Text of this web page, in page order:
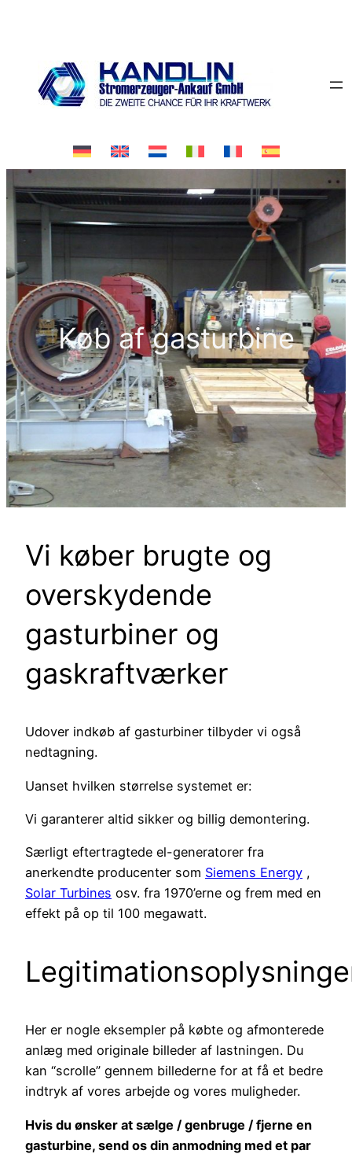
Køb af gasturbine
Vi køber brugte og
overskydende
gasturbiner og
gaskraftværker
Udover indkøb af gasturbiner tilbyder vi også
nedtagning.
Uanset hvilken størrelse systemet er:
Vi garanterer altid sikker og billig demontering.
Særligt eftertragtede el-generatorer fra
anerkendte producenter som Siemens Energy ,
Solar Turbines osv. fra 1970’erne og frem med en
effekt på op til 100 megawatt.
Her er nogle eksempler på købte og afmonterede
anlæg med originale billeder af lastningen. Du
kan “scrolle” gennem billederne for at få et bedre
indtryk af vores arbejde og vores muligheder.
Hvis du ønsker at sælge / genbruge / fjerne en
gasturbine, send os din anmodning med et par